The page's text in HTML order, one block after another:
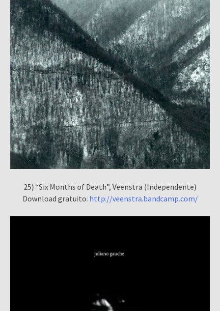
25) “Six Months of Death”, Veenstra (Independente)
Download gratuito: http://veenstra.bandcamp.com/